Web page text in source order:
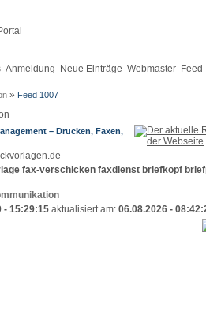
Anmeldung Neue Einträge Webmaster
» Feed 1007
– Drucken, Faxen,
fax-verschicken faxdienst briefkopf
- 15:29:15 aktualisiert am: 06.08.2026 -